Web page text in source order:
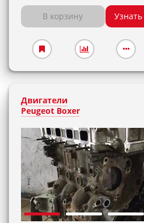
В корзину
Двигатели
Peugeot Boxer